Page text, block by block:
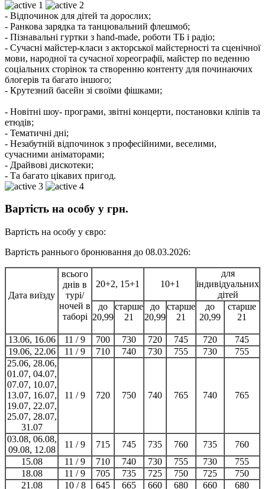
- Відпочинок для дітей та дорослих;
- Ранкова зарядка та танцювальний флешмоб;
- Пізнавальні гуртки з hand-made, роботи ТБ і радіо;
- Сучасні майстер-класи з акторської майстерності та сценічної
мови, народної та сучасної хореографії, майстер по веденню
соціальних сторінок та створенню контенту для починаючих
блогерів та багато іншого;
- Крутезний басейн зі своїми фішками;
- Новітні шоу- програми, звітні концерти, постановки кліпів та
етюдів;
- Тематичні дні;
- Незабутній відпочинок з професійними, веселими,
сучасними аніматорами;
- Драйвові дискотеки;
- Та багато цікавих пригод.
Вартість на особу у грн.
Вартість на особу у євро:
Вартість раннього бронювання до 08.03.2026:
Дата виїзду
всього
днів в
турі/
ночей в
таборі
20+2, 15+1 10+1
для
індивідуальних
дітей
до
20,99
старше
21
до
20,99
старше
21
до
20,99
старше
21
13.06, 16.06 11 / 9 700 730 720 745 720
745
19.06, 22.06
11 / 9 710 740 730 755 730
755
25.06, 28.06,
01.07, 04.07,
07.07, 10.07,
13.07, 16.07,
19.07, 22.07,
25.07, 28.07,
31.07
11 / 9 720 750 740 765 740 765
03.08, 06.08,
09.08, 12.08
11 / 9 715 745 735 760 735
760
15.08
11 / 9 710 740 730 755 730
755
18.08
11 / 9 705 735 725 750 725
750
21.08
10 / 8 645 665 660 680 660 680